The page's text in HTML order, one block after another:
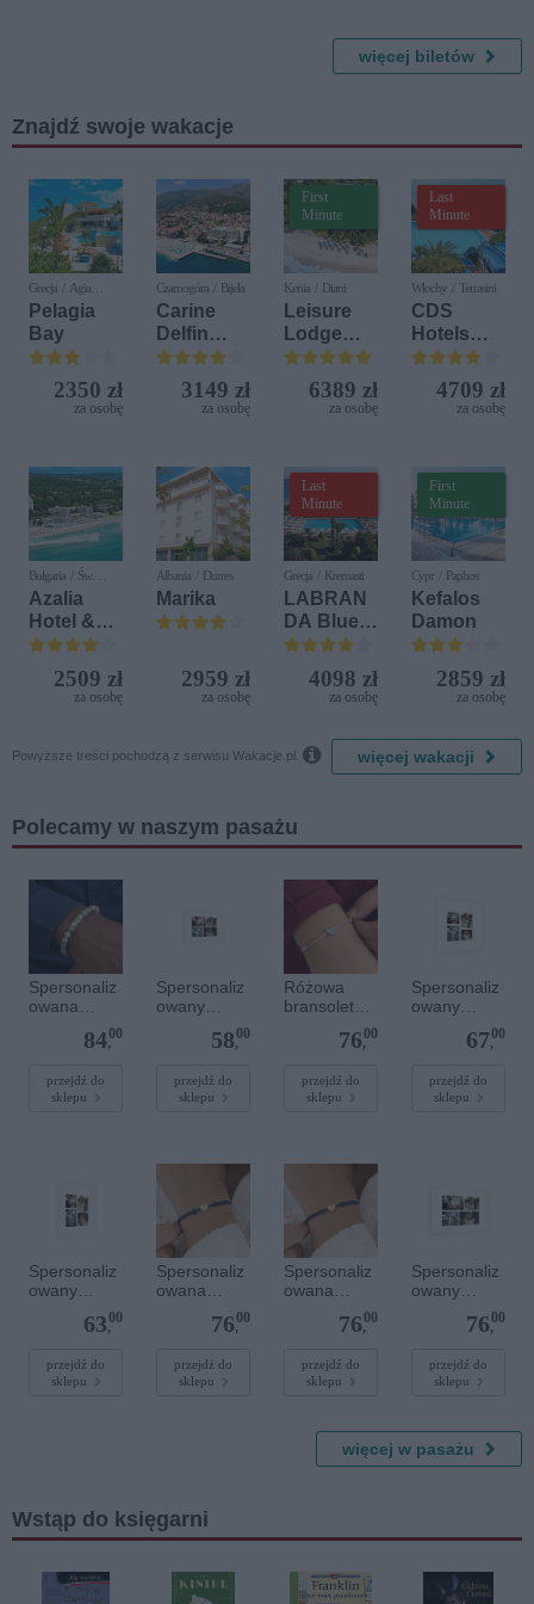
u
więcej biletów
Znajdź swoje wakacje
Grecja / Agia
Pelagia
Pelagia
Bay
2350 zł
za osobę
Czarnogóra / Bijela
Carine
Delfin
Bijela (ex.
Iberostar
Bijela
3149 zł
za osobę
First
Minute
Kenia / Diani
Leisure
Lodge
Beach &
Golf
Resort by
6389 zł
za osobę
Last
Minute
Włochy / Terrasini
CDS
Hotels
Terrasini
(ex. Citta
del Mare)
4709 zł
za osobę
Bułgaria / Św.
Konstantyn i Elena
Azalia
Hotel &
Spa
2509 zł
za osobę
Albania / Durres
Marika
2959 zł
za osobę
Last
Minute
Grecja / Kremasti
LABRAN
DA Blue
Bay
Resort
4098 zł
za osobę
First
Minute
Cypr / Paphos
Kefalos
Damon
2859 zł
za osobę
Powyższe treści pochodzą z serwisu Wakacje.pl.  więcej wakacji
Polecamy w naszym pasażu
Spersonaliz
owana
bransoletka
szlachetnym
i - Szary - M
84,
00
przejdź do
sklepu
Spersonaliz
owany
plakat - 30 x
58,
00
przejdź do
sklepu
Różowa
bransoletka
dla dzieci -
owana -
Srebrne
76,
00
przejdź do
sklepu
Spersonaliz
owany
plakat - 40 x
67,
00
przejdź do
sklepu
Spersonaliz
owany
plakat - 30 x
63,
00
przejdź do
sklepu
Spersonaliz
owana
bransoletka
sznurkowa -
Srebrne
serce
76,
00
przejdź do
sklepu
Spersonaliz
owana
bransoletka
sznurkowa -
Złote serce
76,
00
przejdź do
sklepu
Spersonaliz
owany
plakat - 60 x
76,
00
przejdź do
sklepu
więcej w pasażu
Wstąp do księgarni